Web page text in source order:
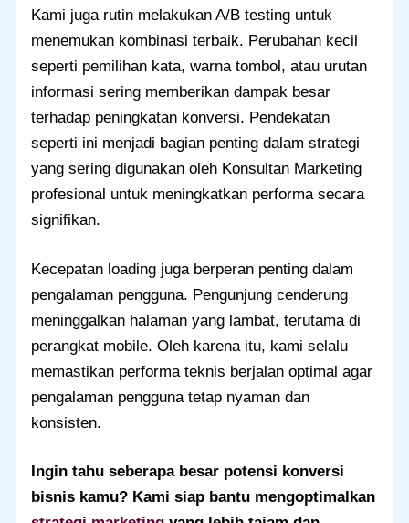
Kami juga rutin melakukan A/B testing untuk
menemukan kombinasi terbaik. Perubahan kecil
seperti pemilihan kata, warna tombol, atau urutan
informasi sering memberikan dampak besar
terhadap peningkatan konversi. Pendekatan
seperti ini menjadi bagian penting dalam strategi
yang sering digunakan oleh Konsultan Marketing
profesional untuk meningkatkan performa secara
signifikan.
Kecepatan loading juga berperan penting dalam
pengalaman pengguna. Pengunjung cenderung
meninggalkan halaman yang lambat, terutama di
perangkat mobile. Oleh karena itu, kami selalu
memastikan performa teknis berjalan optimal agar
pengalaman pengguna tetap nyaman dan
konsisten.
Ingin tahu seberapa besar potensi konversi
bisnis kamu? Kami siap bantu mengoptimalkan